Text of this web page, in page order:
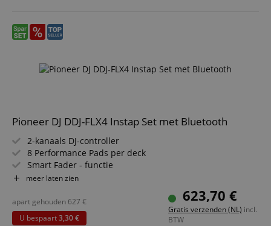
kan worden
MIDI-besturing
Pioneer DJ DDJ-FLX4 Instap Set met Bluetooth
2-kanaals DJ-controller
8 Performance Pads per deck
Smart Fader - functie
Smart CFX - functie
Al vrijgeschakeld voor rekordbox DJ en Serato DJ Lite
Besparingsset inclusief Pioneer DJ DM-40D-BT
studiomonitor 4" paar en DJ-koptelefoon
meer laten zien
623,70 €
Gratis verzenden (NL) incl.
BTW
apart gehouden 627 €
U bespaart3,30 €